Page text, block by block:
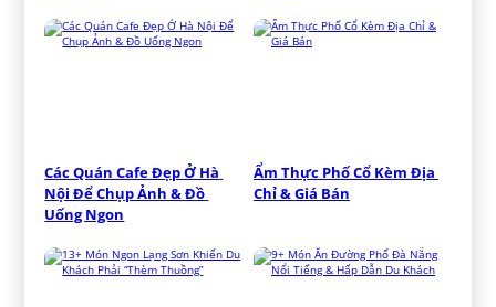
Các Quán Cafe Đẹp Ở Hà
Nội Để Chụp Ảnh & Đồ
Uống Ngon
Ẩm Thực Phố Cổ Kèm Địa
Chỉ & Giá Bán